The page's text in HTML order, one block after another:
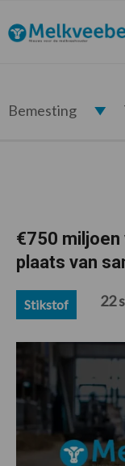
de
hoofdnavigatie
de
hoofd
de
eerste
de
voettekst
Melkveebedrijf.nl
Bemesting
€750
plaats van
Stikstof 22